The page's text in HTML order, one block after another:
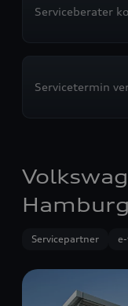
Serviceberater
Servicetermin
Servicepartner